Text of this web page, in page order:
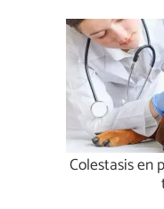
Colestasis en